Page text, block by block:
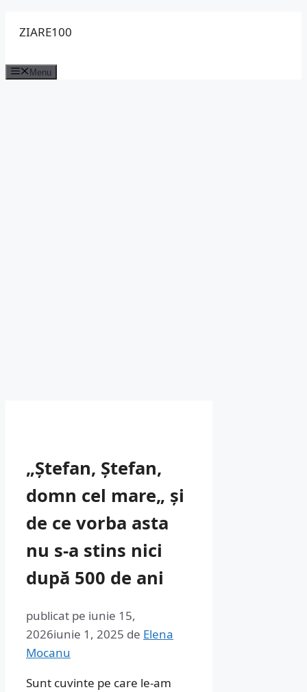
ZIARE100
Menu
„Ștefan, Ștefan,
domn cel mare„ și
de ce vorba asta
nu s-a stins nici
după 500 de ani
publicat pe iunie 15,
2026iunie 1, 2025 de Elena
Mocanu
Sunt cuvinte pe care le-am